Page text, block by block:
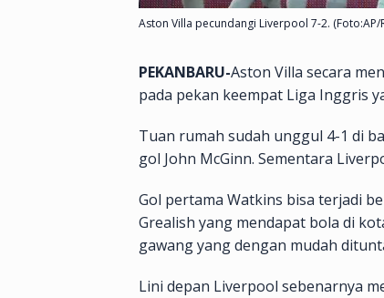
Aston Villa pecundangi Liverpool 7-2. (Foto:AP/
PEKANBARU-Aston Villa secara
pada pekan keempat Liga Inggris
Tuan rumah sudah unggul 4-1 di
gol John McGinn. Sementara
Gol pertama Watkins bisa terjadi
Grealish yang mendapat bola di
gawang yang dengan mudah
Lini depan Liverpool sebenarnya